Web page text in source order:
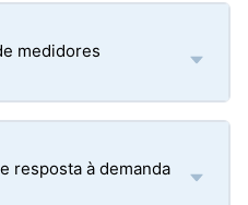
medidores
resposta à demanda